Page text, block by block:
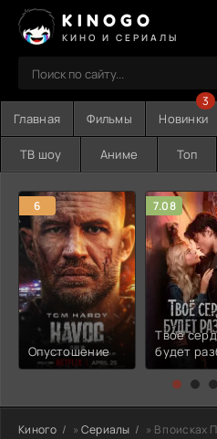
KINOGO
КИНО И СЕРИАЛЫ
Главная Фильмы Новинки
3
ТВ шоу Аниме Топ
6
Опустошение
7.08
Твоё
будет
Киного » Сериалы » В поисках